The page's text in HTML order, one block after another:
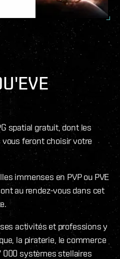
spatial gratuit, dont les
feront choisir votre
immenses en PVP ou PVE
au rendez-vous dans cet
activités et professions y
la piraterie, le commerce
000 systèmes stellaires